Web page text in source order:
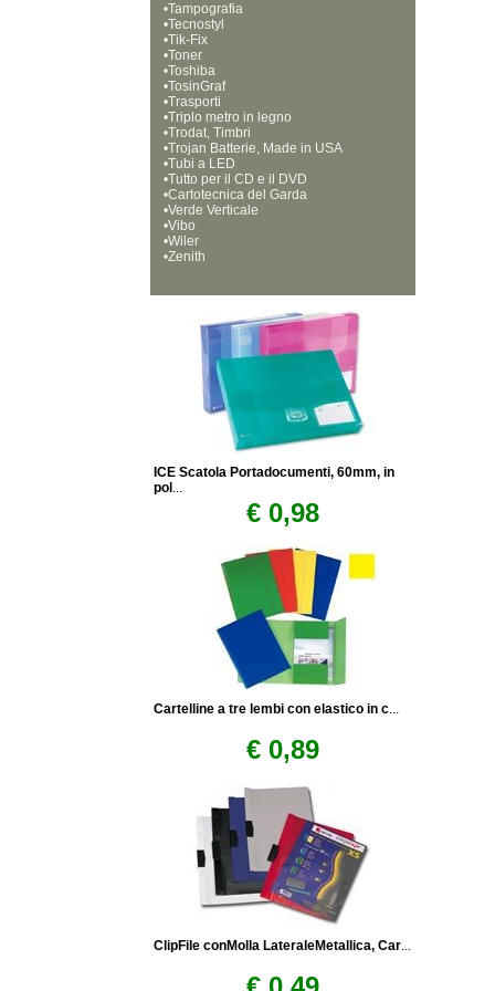
•Tampografia
•Tecnostyl
•Tik-Fix
•Toner
•Toshiba
•TosinGraf
•Trasporti
•Triplo metro in legno
•Trodat, Timbri
•Trojan Batterie, Made in USA
•Tubi a LED
•Tutto per il CD e il DVD
•Cartotecnica del Garda
•Verde Verticale
•Vibo
•Wiler
•Zenith
ICE Scatola Portadocumenti, 60mm, in
pol ...
€ 0,98
Cartelline a tre lembi con elastico in c...
€ 0,89
ClipFile conMolla LateraleMetallica, Car...